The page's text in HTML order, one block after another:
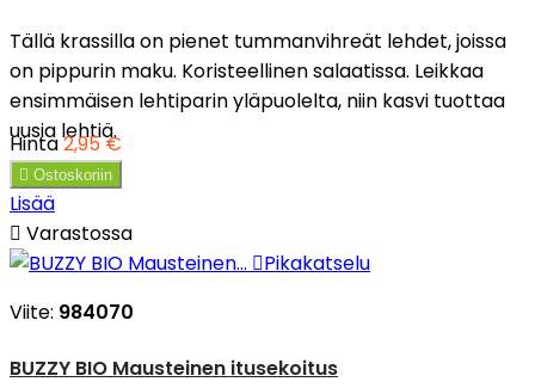
Tällä krassilla on pienet tummanvihreät lehdet, joissa
on pippurin maku. Koristeellinen salaatissa. Leikkaa
ensimmäisen lehtiparin yläpuolelta, niin kasvi tuottaa
uusia lehtiä.
Hinta2,95 €
 Ostoskoriin
Lisää
 Varastossa
Pikakatselu
Viite: 984070
BUZZY BIO Mausteinen itusekoitus